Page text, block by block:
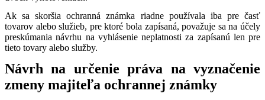
Ak sa skoršia ochranná známka riadne používala iba pre časť
tovarov alebo služieb, pre ktoré bola zapísaná, považuje sa na účely
preskúmania návrhu na vyhlásenie neplatnosti za zapísanú len pre
tieto tovary alebo služby.
Návrh na určenie práva na vyznačenie
zmeny majiteľa ochrannej známky